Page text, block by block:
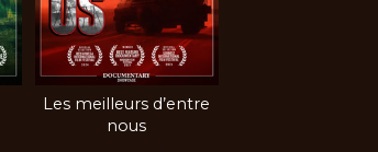
Les meilleurs d’entre
nous